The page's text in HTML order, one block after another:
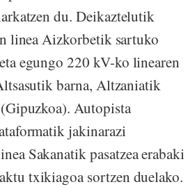
du. Deikaztelutik
linea Aizkorbetik sartuko
egungo 220 kV-ko linearen
barna, Altzaniatik
Autopista
jakinarazi
Sakanatik pasatzea erabaki
txikiagoa sortzen duelako.